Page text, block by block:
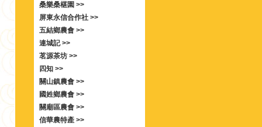
桑樂桑椹園 >>
屏東永信合作社 >>
五結鄉農會 >>
連城記 >>
茗源茶坊 >>
四知 >>
關山鎮農會 >>
國姓鄉農會 >>
關廟區農會 >>
信華農特產 >>